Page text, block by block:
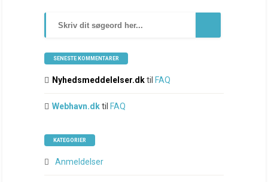
SENESTE KOMMENTARER
Nyhedsmeddelelser.dktil FAQ
Webhavn.dktil FAQ
KATEGORIER
Anmeldelser